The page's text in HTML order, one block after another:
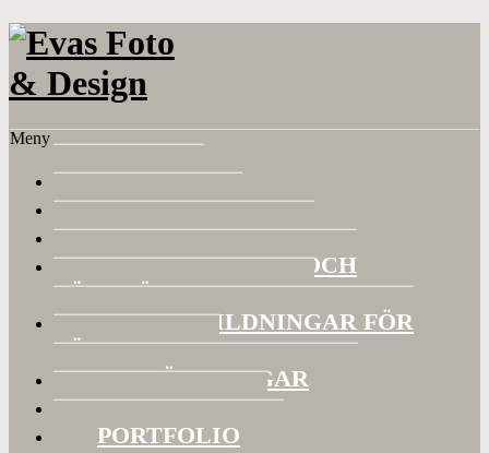
Meny
HEM
OM EVA
FOTOKURSER
BILDVISNINGAR OCH
FÖRELÄSNINGAR
FOTOUTBILDNINGAR FÖR
FÖRETAG
UTSTÄLLNINGAR
KONTAKT
PORTFOLIO